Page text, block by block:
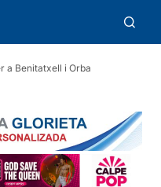
a Benitatxell i Orba